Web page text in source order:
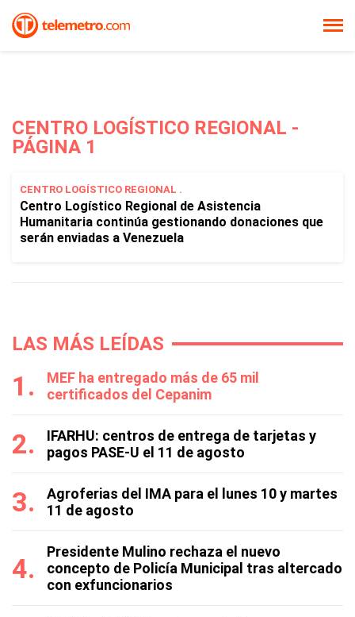
CENTRO LOGÍSTICO REGIONAL -
PÁGINA 1
CENTRO LOGÍSTICO REGIONAL .
Centro Logístico Regional de Asistencia
Humanitaria continúa gestionando donaciones que
serán enviadas a Venezuela
LAS MÁS LEÍDAS
MEF ha entregado más de 65 mil
certificados del Cepanim
IFARHU: centros de entrega de tarjetas y
pagos PASE-U el 11 de agosto
Agroferias del IMA para el lunes 10 y martes
11 de agosto
Presidente Mulino rechaza el nuevo
concepto de Policía Municipal tras altercado
con exfuncionarios